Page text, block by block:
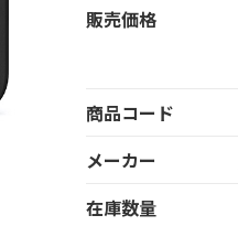
販売価格
商品コード
メーカー
在庫数量